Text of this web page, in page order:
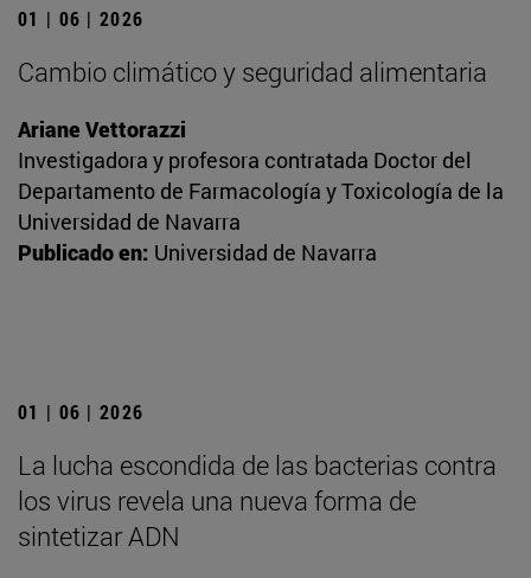
01 | 06 | 2026
Cambio climático y seguridad alimentaria
Ariane Vettorazzi
Investigadora y profesora contratada Doctor del
Departamento de Farmacología y Toxicología de la
Universidad de Navarra
Publicado en: Universidad de Navarra
01 | 06 | 2026
La lucha escondida de las bacterias contra
los virus revela una nueva forma de
sintetizar ADN